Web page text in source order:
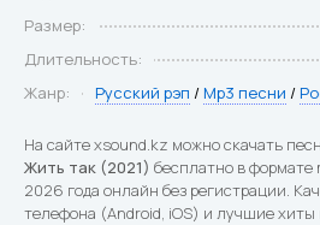
Размер:
Длительность:
Жанр:
Русский рэп / Mp3 песни /
На сайте xsound.kz можно скачать
Жить так (2021) бесплатно в
2026 года онлайн без регистрации.
телефона (Android, iOS) и лучшие